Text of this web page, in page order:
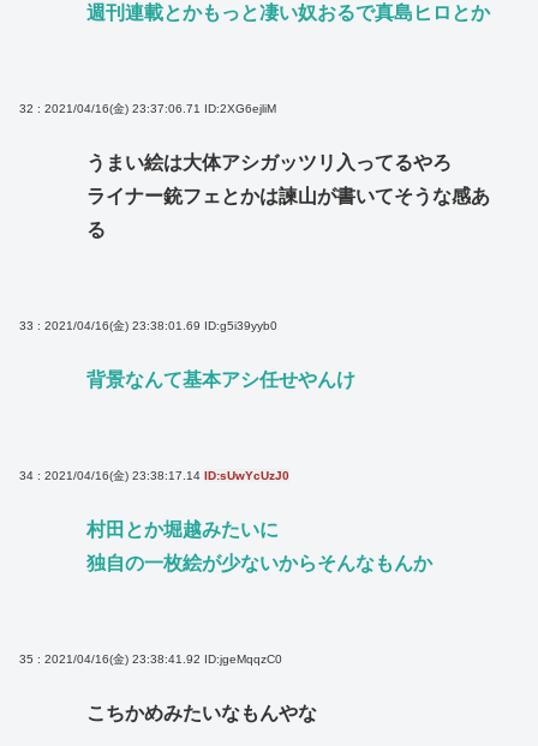
週刊連載とかもっと凄い奴おるで真島ヒロとか
32 : 2021/04/16(金) 23:37:06.71 ID:2XG6ejliM
うまい絵は大体アシガッツリ入ってるやろ
ライナー銃フェとかは諫山が書いてそうな感あ
る
33 : 2021/04/16(金) 23:38:01.69 ID:g5i39yyb0
背景なんて基本アシ任せやんけ
34 : 2021/04/16(金) 23:38:17.14 ID:sUwYcUzJ0
村田とか堀越みたいに
独自の一枚絵が少ないからそんなもんか
35 : 2021/04/16(金) 23:38:41.92 ID:jgeMqqzC0
こちかめみたいなもんやな